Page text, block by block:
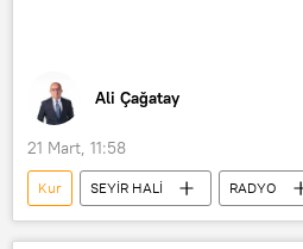
Ali Çağatay
21 Mart, 11:58
Kur SEYİR HALİ
RADYO
Plastik cerrahi
Sağlık Bakanlığı